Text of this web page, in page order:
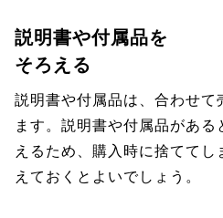
説明書や付属品を
そろえる
説明書や付属品は、合わせ
ます。説明書や付属品があ
えるため、購入時に捨ててし
えておくとよいでしょう。